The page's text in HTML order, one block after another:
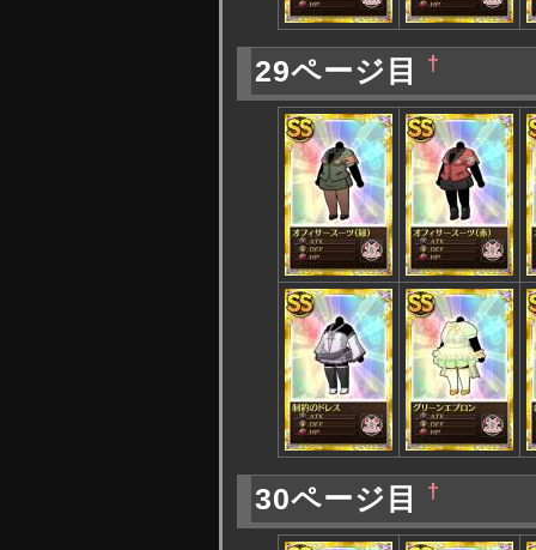
29ページ目 †
30ページ目 †